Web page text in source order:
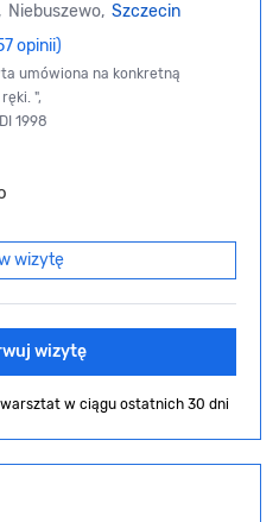
Niebuszewo, Szczecin
opinii)
umówiona na konkretną
",
1998
wizytę
wizytę
warsztat w ciągu ostatnich 30 dni